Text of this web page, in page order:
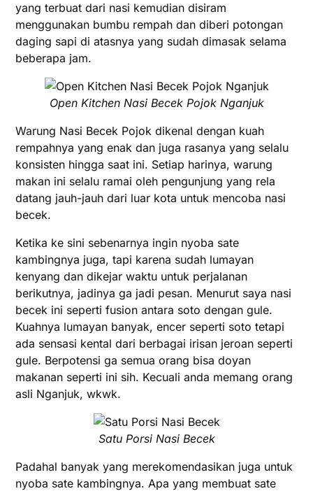
yang terbuat dari nasi kemudian disiram
menggunakan bumbu rempah dan diberi potongan
daging sapi di atasnya yang sudah dimasak selama
beberapa jam.
Open Kitchen Nasi Becek Pojok Nganjuk
Warung Nasi Becek Pojok dikenal dengan kuah
rempahnya yang enak dan juga rasanya yang selalu
konsisten hingga saat ini. Setiap harinya, warung
makan ini selalu ramai oleh pengunjung yang rela
datang jauh-jauh dari luar kota untuk mencoba nasi
becek.
Ketika ke sini sebenarnya ingin nyoba sate
kambingnya juga, tapi karena sudah lumayan
kenyang dan dikejar waktu untuk perjalanan
berikutnya, jadinya ga jadi pesan. Menurut saya nasi
becek ini seperti fusion antara soto dengan gule.
Kuahnya lumayan banyak, encer seperti soto tetapi
ada sensasi kental dari berbagai irisan jeroan seperti
gule. Berpotensi ga semua orang bisa doyan
makanan seperti ini sih. Kecuali anda memang orang
asli Nganjuk, wkwk.
Satu Porsi Nasi Becek
Padahal banyak yang merekomendasikan juga untuk
nyoba sate kambingnya. Apa yang membuat sate